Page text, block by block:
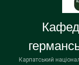
Карпатський